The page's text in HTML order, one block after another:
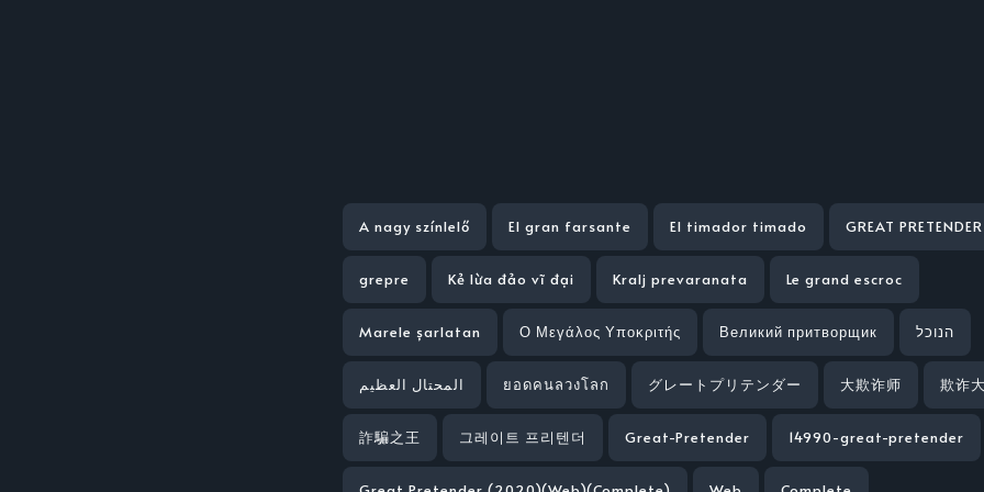
A nagy színlelő El gran farsante El timador timado GREAT PRETENDER
grepre Kẻ lừa đảo vĩ đại Kralj prevaranata Le grand escroc
Marele șarlatan Ο Μεγάλος Υποκριτής Великий притворщик הנוכל
المحتال العظيم ยอดคนลวงโลก グレートプリテンダー 大欺诈师 欺诈
詐騙之王 그레이트 프리텐더 Great-Pretender 14990-great-pretender